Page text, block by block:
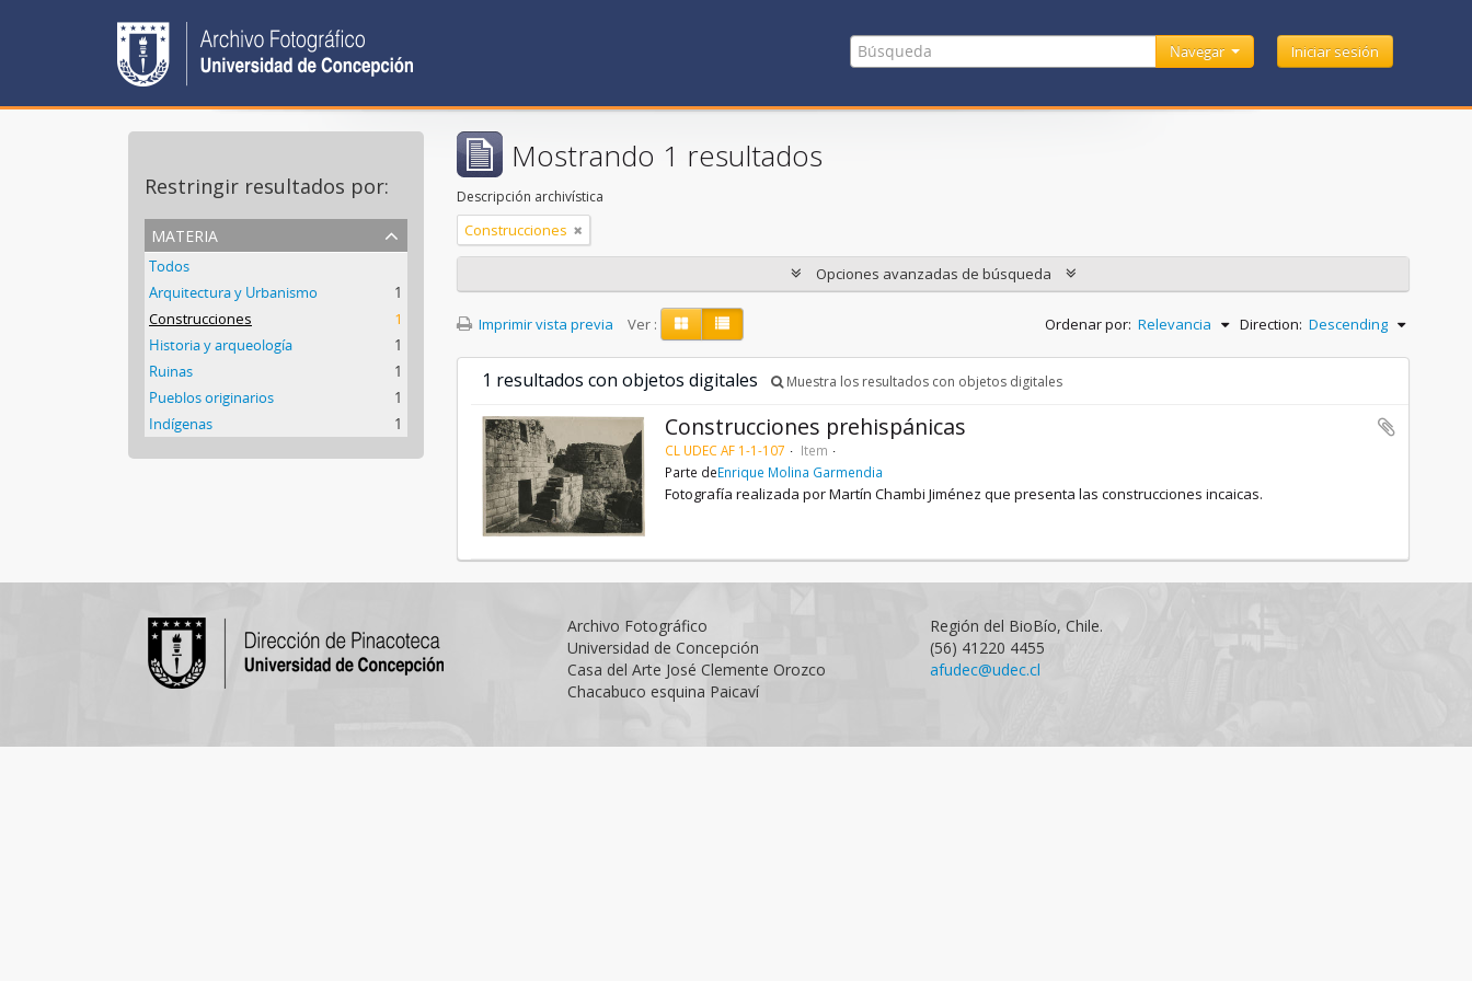
Iniciar sesión
Navegar
Restringir resultados por:
materia
Todos
Arquitectura y Urbanismo
1
Construcciones
1
Historia y arqueología
1
Ruinas
1
Pueblos originarios
1
Indígenas
1
Mostrando 1 resultados
Descripción archivística
Construcciones
Opciones avanzadas de búsqueda
Imprimir vista previa Ver : Ordenar por: Relevancia Direction: Descending
1 resultados con objetos digitales Muestra los resultados con objetos digitales
Construcciones prehispánicas
CL UDEC AF 1-1-107
Item
Parte deEnrique Molina Garmendia
Fotografía realizada por Martín Chambi Jiménez que presenta las construcciones incaicas.
Archivo Fotográfico
Universidad de Concepción
Casa del Arte José Clemente Orozco
Chacabuco esquina Paicaví
Región del BioBío, Chile.
(56) 41220 4455
afudec@udec.cl